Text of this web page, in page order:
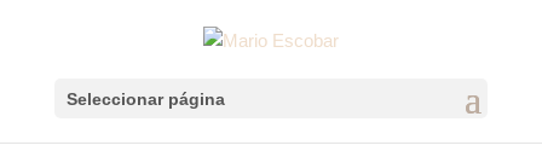
Seleccionar página